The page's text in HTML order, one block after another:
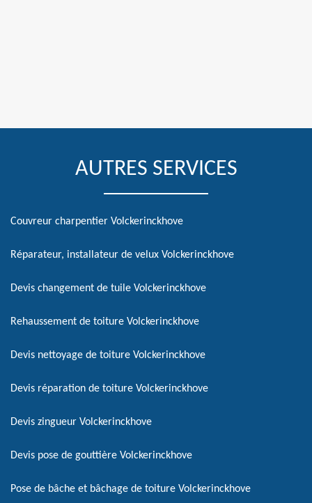
AUTRES SERVICES
Couvreur charpentier Volckerinckhove
Réparateur, installateur de velux Volckerinckhove
Devis changement de tuile Volckerinckhove
Rehaussement de toiture Volckerinckhove
Devis nettoyage de toiture Volckerinckhove
Devis réparation de toiture Volckerinckhove
Devis zingueur Volckerinckhove
Devis pose de gouttière Volckerinckhove
Pose de bâche et bâchage de toiture Volckerinckhove